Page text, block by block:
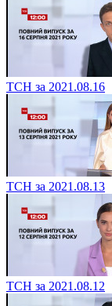
ТСН за 2021.08.16
ТСН за 2021.08.13
ТСН за 2021.08.12